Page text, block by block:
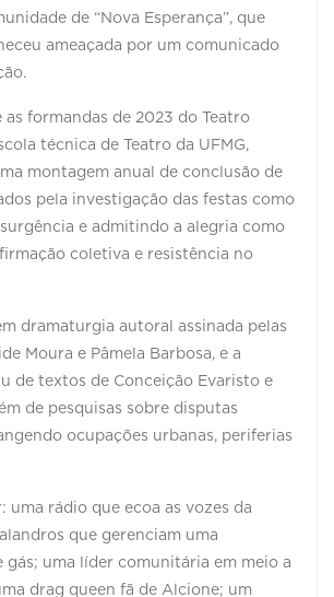
de “Nova Esperança”, que
ameaçada por um comunicado
as formandas de 2023 do Teatro
técnica de Teatro da UFMG,
montagem anual de conclusão de
pela investigação das festas como
e admitindo a alegria como
coletiva e resistência no
dramaturgia autoral assinada pelas
Moura e Pâmela Barbosa, e a
de textos de Conceição Evaristo e
de pesquisas sobre disputas
ocupações urbanas, periferias
uma rádio que ecoa as vozes da
que gerenciam uma
uma líder comunitária em meio a
drag queen fã de Alcione; um